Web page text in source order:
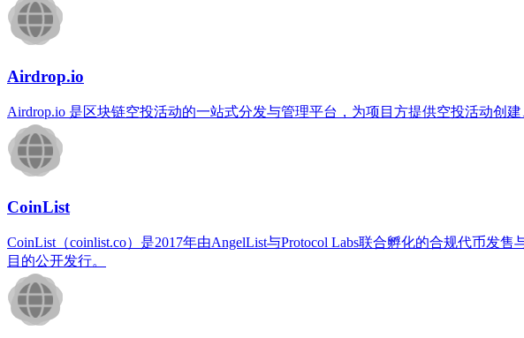
Airdrop.io
Airdrop.io 是区块链空投活动的​​一站式分发与管理平台​​，为项目方提供空投活动创
CoinList
CoinList（coinlist.co）是2017年由AngelList与Protocol Labs联合孵化的合规代币发
目的公开发行。